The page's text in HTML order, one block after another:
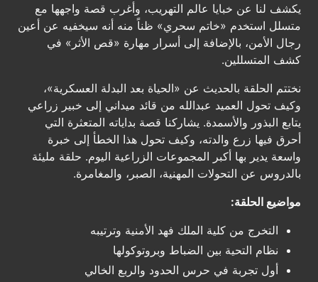
يكشف لنا عن خبايا عالم التهريب، وأغرب قصة واجهها مع
متسلل استخدم «خاتم سحري» ظناً منه أنه سيخفيه عن أعين
رجال الأمن، بالإضافة إلى أسرار مهارة «قص الأثر» في
كشف المتسللين.
نختتم الحلقة بالحديث عن «الحياة بعد البدلة العسكرية»،
وكيف تحول العميد عبدالله من قائد ميداني إلى خبير زراعي
يتابع البذور والأسمدة. يشاركنا قصة بداياته المتعثرة التي
أحرق فيها زرع والدته، وكيف تحول هذا الخطأ إلى خبرة
واسعة يدير بها أكبر المجموعات الزراعية اليوم. حلقة مليئة
بالدروس عن التحولات المهنية، الصبر، والمغامرة.
مواضيع الحلقة:
التخرج من كلية الملك فهد الأمنية وترتيبه
نظام التحية بين الضباط وبروتوكولها
أول تجربة في حرس الحدود والربع الخالي